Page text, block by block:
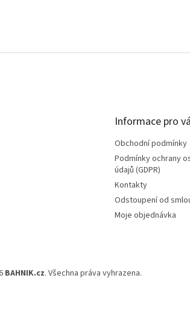
Informace pro
Obchodní podmínky
Podmínky ochrany
údajů (GDPR)
Kontakty
Odstoupení od
Moje objednávka
BAHNIK.cz. Všechna práva vyhrazena.